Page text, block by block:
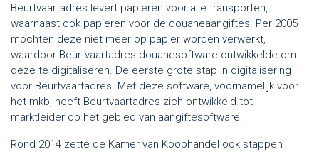
Beurtvaartadres levert papieren voor alle transporten,
waarnaast ook papieren voor de douaneaangiftes. Per 2005
mochten deze niet meer op papier worden verwerkt,
waardoor Beurtvaartadres douanesoftware ontwikkelde om
deze te digitaliseren. De eerste grote stap in digitalisering
voor Beurtvaartadres. Met deze software, voornamelijk voor
het mkb, heeft Beurtvaartadres zich ontwikkeld tot
marktleider op het gebied van aangiftesoftware.
Rond 2014 zette de Kamer van Koophandel ook stappen